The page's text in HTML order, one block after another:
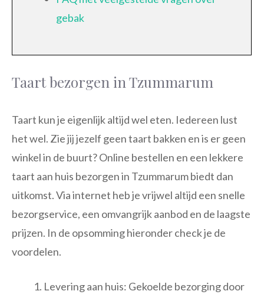
gebak
Taart bezorgen in Tzummarum
Taart kun je eigenlijk altijd wel eten. Iedereen lust
het wel. Zie jij jezelf geen taart bakken en is er geen
winkel in de buurt? Online bestellen en een lekkere
taart aan huis bezorgen in Tzummarum biedt dan
uitkomst. Via internet heb je vrijwel altijd een snelle
bezorgservice, een omvangrijk aanbod en de laagste
prijzen. In de opsomming hieronder check je de
voordelen.
Levering aan huis: Gekoelde bezorging door